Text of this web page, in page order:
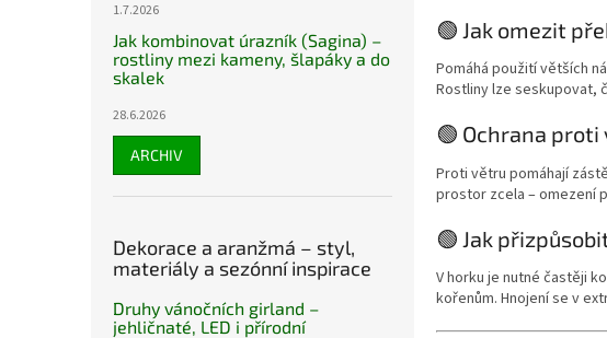
1.7.2026
Jak kombinovat úrazník (Sagina) –
rostliny mezi kameny, šlapáky a do
skalek
28.6.2026
ARCHIV
Dekorace a aranžmá – styl,
materiály a sezónní inspirace
Druhy vánočních girland –
jehličnaté, LED i přírodní
🟢 Jak omezit
Pomáhá použití větších
Rostliny lze seskupovat,
🟢 Ochrana proti
Proti větru pomáhají
prostor zcela – omezení
🟢 Jak
V horku je nutné častěji
kořenům. Hnojení se v